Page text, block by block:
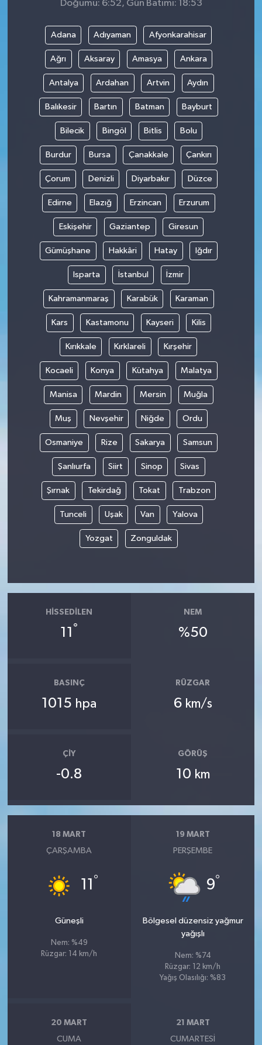
Doğumu: 6:52, Gün Batımı: 18:53
Adana Adıyaman Afyonkarahisar
Ağrı Aksaray Amasya Ankara
Antalya Ardahan Artvin Aydın
Balıkesir Bartın Batman Bayburt
Bilecik Bingöl Bitlis Bolu
Burdur Bursa Çanakkale Çankırı
Çorum Denizli Diyarbakır Düzce
Edirne Elazığ Erzincan Erzurum
Eskişehir Gaziantep Giresun
Gümüşhane Hakkâri Hatay Iğdır
Isparta İstanbul İzmir
Kahramanmaraş Karabük Karaman
Kars Kastamonu Kayseri Kilis
Kırıkkale Kırklareli Kırşehir
Kocaeli Konya Kütahya Malatya
Manisa Mardin Mersin Muğla
Muş Nevşehir Niğde Ordu
Osmaniye Rize Sakarya Samsun
Şanlıurfa Siirt Sinop Sivas
Şırnak Tekirdağ Tokat Trabzon
Tunceli Uşak Van Yalova
Yozgat Zonguldak
HISSEDILEN
11 °
NEM
%50
BASINÇ
1015 hpa
RÜZGAR
6 km/s
ÇIY
-0.8
GÖRÜŞ
10 km
18 MART
ÇARŞAMBA
11 °
Güneşli
Nem: %49
Rüzgar: 14 km/h
19 MART
PERŞEMBE
9°
Bölgesel düzensiz yağmur
yağışlı
Nem: %74
Rüzgar: 12 km/h
Yağış Olasılığı: %83
20 MART
CUMA
21 MART
CUMARTESI